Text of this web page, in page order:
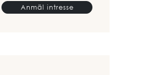
Anmäl intresse